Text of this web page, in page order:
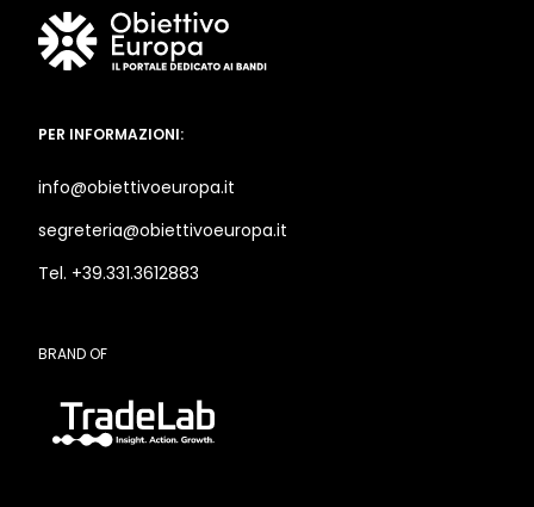
PER INFORMAZIONI:
info@obiettivoeuropa.it
segreteria@obiettivoeuropa.it
Tel. +39.331.3612883
BRAND OF